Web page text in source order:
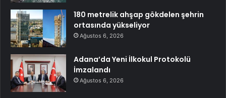
180 metrelik ahşap gökdelen şehrin
ortasında yükseliyor
Ağustos 6, 2026
Adana’da Yeni İlkokul Protokolü
İmzalandı
Ağustos 6, 2026